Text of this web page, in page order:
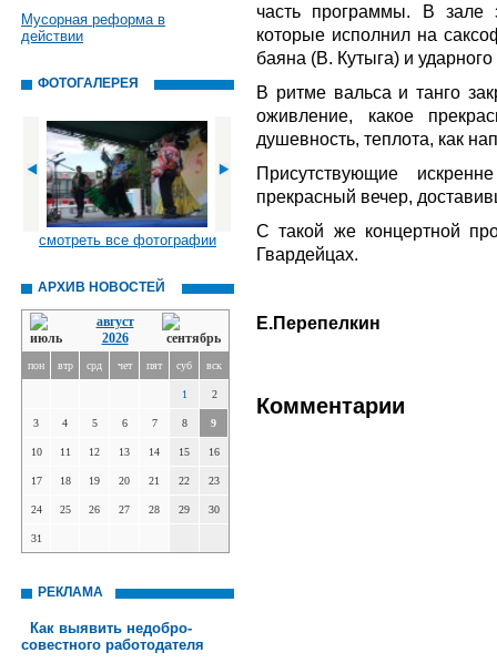
Мусорная реформа в
действии
ФОТОГАЛЕРЕЯ
смотреть все фотографии
АРХИВ НОВОСТЕЙ
август
2026
пон втр срд чет пят суб вск
1 2
3 4 5 6 7 8 9
10 11 12 13 14 15 16
17 18 19 20 21 22 23
24 25 26 27 28 29 30
31
РЕКЛАМА
Как выявить недобро­
совестного работодателя
часть программы. В зале
которые исполнил на
баяна (В. Кутыга) и
В ритме вальса и танго
оживление, какое
душевность, теплота, как
Присутствующие
прекрасный вечер,
С такой же концертной
Гвардейцах.
Е.Перепелкин
Комментарии